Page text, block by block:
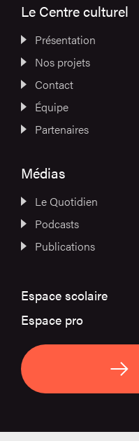
Le Centre culturel
Présentation
Nos projets
Contact
Équipe
Partenaires
Médias
Le Quotidien
Podcasts
Publications
Espace scolaire
Espace pro